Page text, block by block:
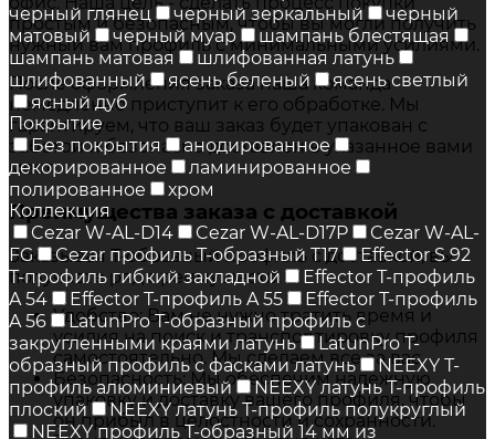
простым и безопасным, чтобы вы могли получить
нужный вам профиль с минимальными усилиями.
После оформления заказа наша команда
немедленно приступит к его обработке. Мы
гарантируем, что ваш заказ будет упакован с
заботой и безопасно доставлен в указанное вами
место.
Преимущества заказа с доставкой
Заказывая Т-образный профиль с доставкой, вы
получаете ряд преимуществ:
Удобство: Вам не нужно тратить время и
усилия на поиск и транспортировку профиля
самостоятельно. Мы сделаем все за вас.
Безопасность: Мы обеспечим надежную
упаковку и доставку вашего профиля, чтобы
он прибыл в целостности и сохранности.
черный глянец
черный зеркальный
черный
матовый
черный муар
шампань блестящая
шампань матовая
шлифованная латунь
шлифованный
ясень беленый
ясень светлый
ясный дуб
Покрытие
Без покрытия
анодированное
декорированное
ламинированное
полированное
хром
Коллекция
Cezar W-AL-D14
Cezar W-AL-D17P
Cezar W-AL-
FG
Cezar профиль Т-образный Т17
Effector S 92
Т-профиль гибкий закладной
Effector Т-профиль
A 54
Effector Т-профиль A 55
Effector Т-профиль
A 56
LatunPro Т-образный профиль с
закругленными краями латунь
LatunPro Т-
образный профиль с фасками латунь
NEEXY Т-
профиль алюминиевый
NEEXY латунь Т-профиль
плоский
NEEXY латунь Т-профиль полукруглый
NEEXY профиль Т-образный 14 мм из